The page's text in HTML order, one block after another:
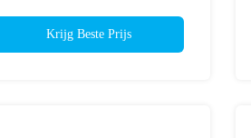
Krijg Beste Prijs